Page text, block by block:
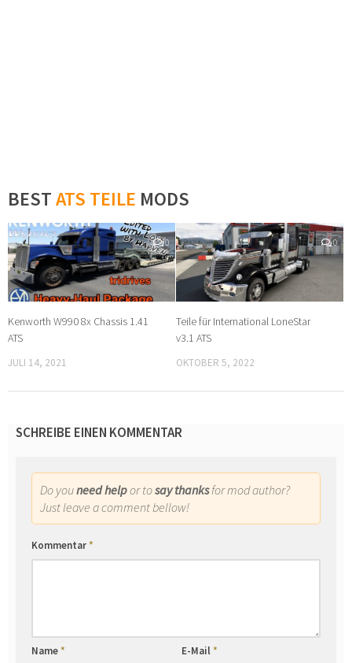
BESTATS TEILE MODS
0
Kenworth W990 8x Chassis 1.41
ATS
JULI 14, 2021
0
Teile für International LoneStar
v3.1 ATS
OKTOBER 5, 2022
SCHREIBE EINEN KOMMENTAR
Do youneed helpor tosay thanksfor mod author?
Just leave a comment bellow!
Kommentar*
Name* E-Mail*